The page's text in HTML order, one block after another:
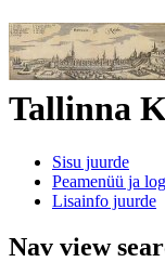
Tallinna
Sisu juurde
Peamenüü ja
Lisainfo juurde
Nav view